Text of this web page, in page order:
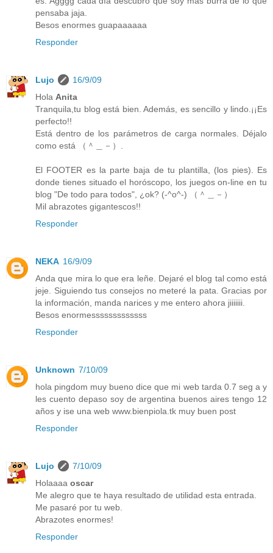
pensaba jaja.
Besos enormes guapaaaaaa
Responder
Lujo
16/9/09
Hola Anita
Tranquila,tu blog está bien. Además, es sencillo y lindo.¡¡Es
perfecto!!
Está dentro de los parámetros de carga normales. Déjalo
como está （＾＿－）.
El FOOTER es la parte baja de tu plantilla, (los pies). Es
donde tienes situado el horóscopo, los juegos on-line en tu
blog "De todo para todos", ¿ok? (-^o^-) （＾＿－）
Mil abrazotes gigantescos!!
Responder
NEKA 16/9/09
Anda que mira lo que era leñe. Dejaré el blog tal como está
jeje. Siguiendo tus consejos no meteré la pata. Gracias por
la información, manda narices y me entero ahora jiiiiiii.
Besos enormesssssssssssss
Responder
Unknown 7/10/09
hola pingdom muy bueno dice que mi web tarda 0.7 seg a y
les cuento depaso soy de argentina buenos aires tengo 12
años y ise una web www.bienpiola.tk muy buen post
Responder
Lujo
7/10/09
Holaaaa oscar
Me alegro que te haya resultado de utilidad esta entrada.
Me pasaré por tu web.
Abrazotes enormes!
Responder